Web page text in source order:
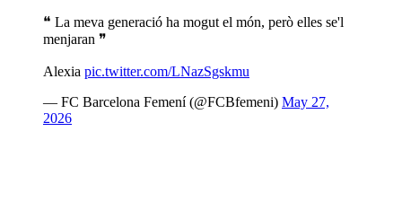
❝ La meva generació ha mogut el món, però elles se'l
menjaran ❞
Alexia pic.twitter.com/LNazSgskmu
— FC Barcelona Femení (@FCBfemeni) May 27,
2026